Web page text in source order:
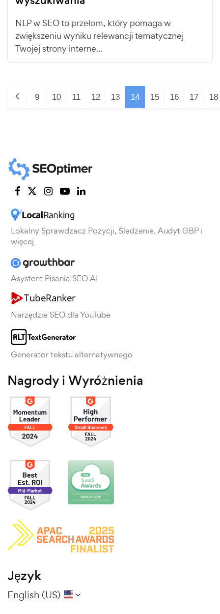
NLP w SEO to przełom, który pomaga w
zwiększeniu wyniku relewancji tematycznej
Twojej strony interne...
9 10 11 12 13 14 15 16 17 18
Lokalny Sprawdzacz Pozycji, Śledzenie, Audyt GBP i
więcej
Asystent Pisania SEO AI
Narzędzie SEO dla YouTube
Generator tekstu alternatywnego
Nagrody i Wyróżnienia
Język
English (US)